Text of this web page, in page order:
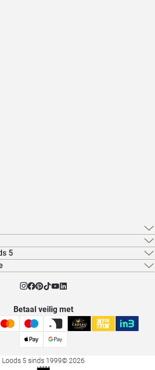
5
Betaal veilig met
Loods 5 sinds 1999© 2026